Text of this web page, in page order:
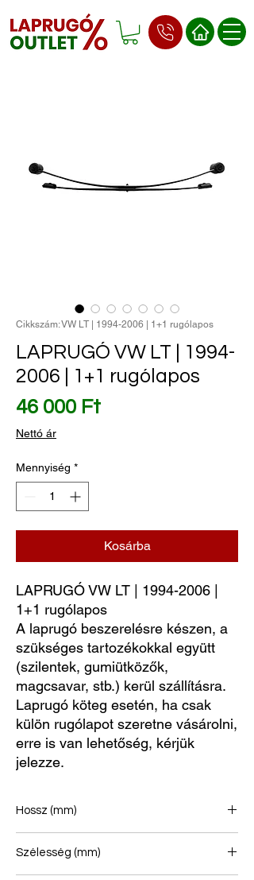
Cikkszám: VW LT | 1994-2006 | 1+1 rugólapos
LAPRUGÓ VW LT | 1994-
2006 | 1+1 rugólapos
46 000 FtÁr
Nettó ár
Mennyiség *
Kosárba
LAPRUGÓ VW LT | 1994-2006 |
1+1 rugólapos
A laprugó beszerelésre készen, a
szükséges tartozékokkal együtt
(szilentek, gumiütközők,
magcsavar, stb.) kerül szállításra.
Laprugó köteg esetén, ha csak
külön rugólapot szeretne vásárolni,
erre is van lehetőség, kérjük
jelezze.
Hossz (mm)
Szélesség (mm)